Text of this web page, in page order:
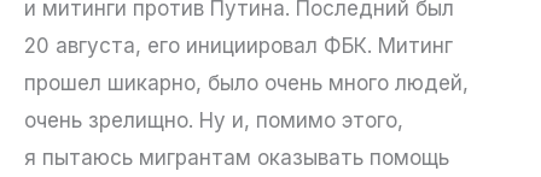
и митинги против Путина. Последний был
20 августа, его инициировал ФБК. Митинг
прошел шикарно, было очень много людей,
очень зрелищно. Ну и, помимо этого,
я пытаюсь мигрантам оказывать помощь